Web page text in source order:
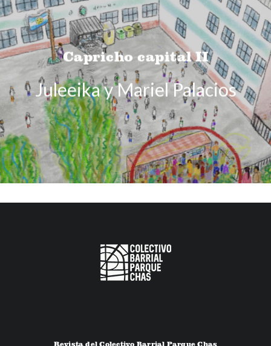
Capricho capital II
Juleeika y Mariel Palacios